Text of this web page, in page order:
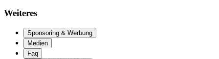
Weiteres
Sponsoring & Werbung
Medien
Faq